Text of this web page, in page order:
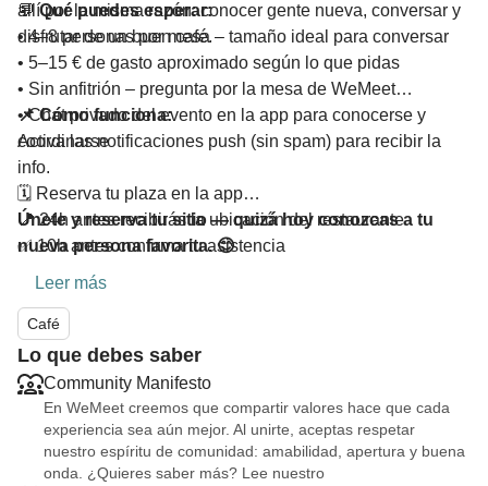
allí por la misma razón: conocer gente nueva, conversar y
disfrutar de un buen café.
💬Qué puedes esperar:
• 4–8 personas por mesa – tamaño ideal para conversar
• 5–15 € de gasto aproximado según lo que pidas
• Sin anfitrión – pregunta por la mesa de WeMeet
• Chat privado del evento en la app para conocerse y
coordinarse
📌 Cómo funciona:
Activa las notificaciones push (sin spam) para recibir la
info.
🗓️ Reserva tu plaza en la app
📍 24h antes recibirás la ubicación del restaurante
✅ 10h antes confirma tu asistencia
‼️ El evento solo se realiza si al menos
⏰ 30 min antes se activa el check-in automático
Únete y reserva tu sitio — quizá hoy conozcas a tu
nueva persona favorita. 😊
Leer más
Café
Lo que debes saber
Community Manifesto
En WeMeet creemos que compartir valores hace que cada
experiencia sea aún mejor. Al unirte, aceptas respetar
nuestro espíritu de comunidad: amabilidad, apertura y buena
onda. ¿Quieres saber más? Lee nuestro